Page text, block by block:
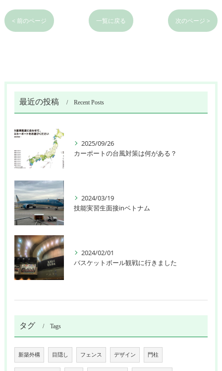
< 前のページ 一覧に戻る 次のページ >
最近の投稿 Recent Posts
2025/09/26
カーポートの台風対策は何がある？
2024/03/19
技能実習生面接inベトナム
2024/02/01
バスケットボール観戦に行きました
タグ Tags
新築外構 目隠し フェンス デザイン 門柱